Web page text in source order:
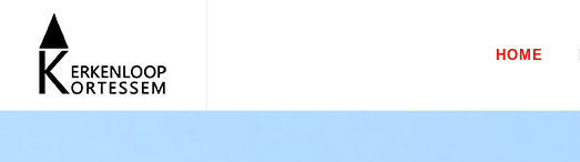
HOME